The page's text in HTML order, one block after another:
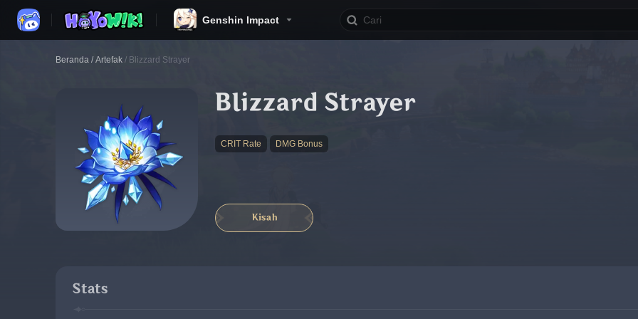
Genshin Impact
Beranda / Artefak / Blizzard Strayer
Blizzard Strayer
CRIT Rate DMG Bonus
Kisah
Stats